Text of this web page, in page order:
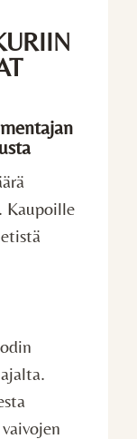
Kaupoille